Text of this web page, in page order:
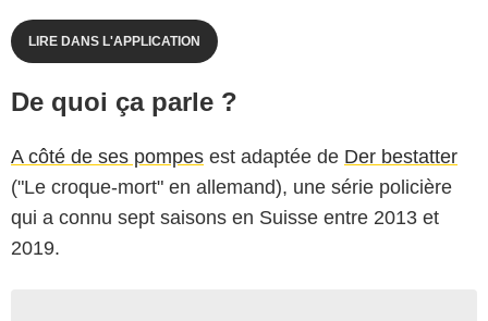
LIRE DANS L'APPLICATION
De quoi ça parle ?
A côté de ses pompes est adaptée de Der bestatter
("Le croque-mort" en allemand), une série policière
qui a connu sept saisons en Suisse entre 2013 et
2019.